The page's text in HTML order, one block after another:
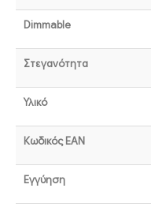
Dimmable
Στεγανότητα
Υλικό
Κωδικός EAN
Εγγύηση